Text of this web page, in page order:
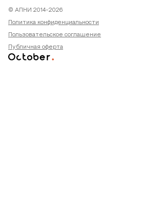
© АПНИ 2014-2026
Политика конфиденциальности
Пользовательское соглашение
Публичная оферта